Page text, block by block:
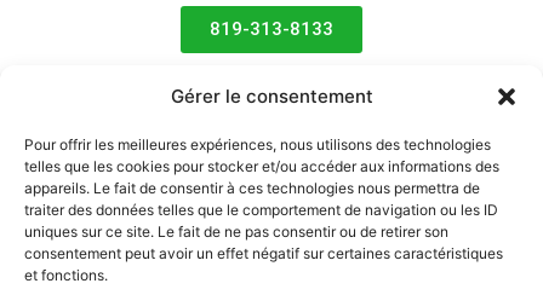
Gérer le consentement
Pour offrir les meilleures expériences, nous utilisons des technologies
telles que les cookies pour stocker et/ou accéder aux informations des
appareils. Le fait de consentir à ces technologies nous permettra de
traiter des données telles que le comportement de navigation ou les ID
uniques sur ce site. Le fait de ne pas consentir ou de retirer son
consentement peut avoir un effet négatif sur certaines caractéristiques
et fonctions.
819-313-8133
Monnaie et billets anciens
Affiches et enseignes publicitaires
Jouets anciens
Objet de collection et inusités
Objet militaires anciens
Objet vintage
Figurine de collection
Vinyle
Toile et œuvre d’arts d’artiste reconnus